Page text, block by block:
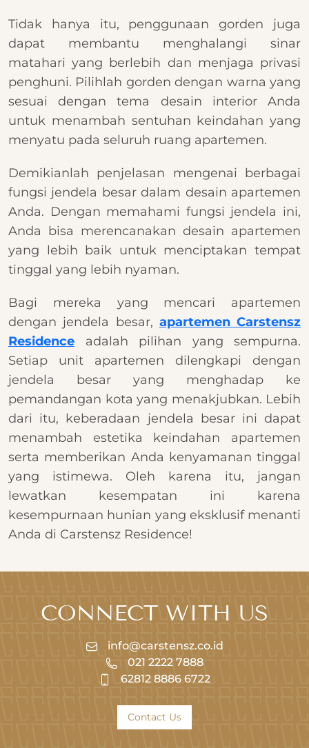
Tidak hanya itu, penggunaan gorden juga
dapat membantu menghalangi sinar
matahari yang berlebih dan menjaga privasi
penghuni. Pilihlah gorden dengan warna yang
sesuai dengan tema desain interior Anda
untuk menambah sentuhan keindahan yang
menyatu pada seluruh ruang apartemen.
Demikianlah penjelasan mengenai berbagai
fungsi jendela besar dalam desain apartemen
Anda. Dengan memahami fungsi jendela ini,
Anda bisa merencanakan desain apartemen
yang lebih baik untuk menciptakan tempat
tinggal yang lebih nyaman.
Bagi mereka yang mencari apartemen
dengan jendela besar, apartemen Carstensz
Residence adalah pilihan yang sempurna.
Setiap unit apartemen dilengkapi dengan
jendela besar yang menghadap ke
pemandangan kota yang menakjubkan. Lebih
dari itu, keberadaan jendela besar ini dapat
menambah estetika keindahan apartemen
serta memberikan Anda kenyamanan tinggal
yang istimewa. Oleh karena itu, jangan
lewatkan kesempatan ini karena
kesempurnaan hunian yang eksklusif menanti
Anda di Carstensz Residence!
CONNECT WITH US
info@carstensz.co.id
021 2222 7888
62812 8886 6722
Contact Us